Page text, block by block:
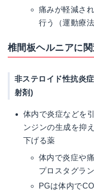
痛みが軽減さ
行う（運動療
椎間板ヘルニアに
非ステロイド性抗炎
射剤)
体内で炎症などを
ンジンの生成を抑
下げる薬
体内で炎症や
プロスタグラ
PGは体内で